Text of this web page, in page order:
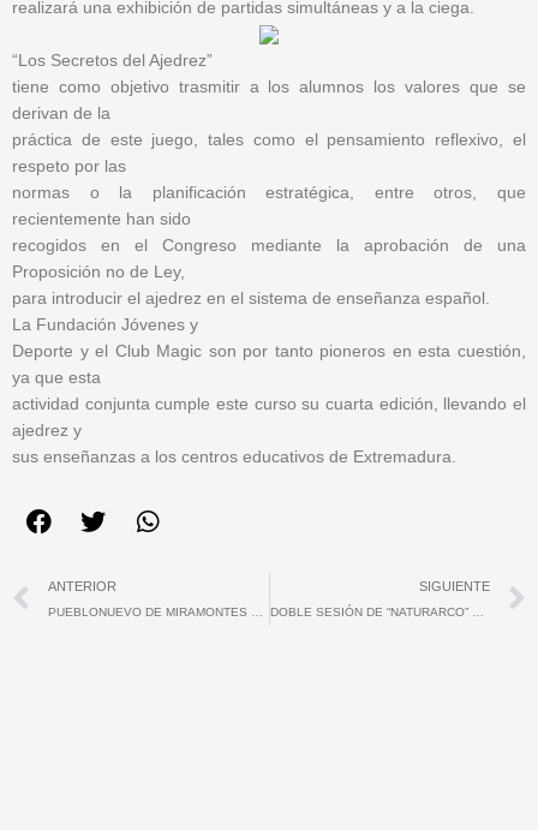
realizará una exhibición de partidas simultáneas y a la ciega.
“Los Secretos del Ajedrez”
tiene como objetivo trasmitir a los alumnos los valores que se
derivan de la
práctica de este juego, tales como el pensamiento reflexivo, el
respeto por las
normas o la planificación estratégica, entre otros, que
recientemente han sido
recogidos en el Congreso mediante la aprobación de una
Proposición no de Ley,
para introducir el ajedrez en el sistema de enseñanza español.
La Fundación Jóvenes y
Deporte y el Club Magic son por tanto pioneros en esta cuestión,
ya que esta
actividad conjunta cumple este curso su cuarta edición, llevando el
ajedrez y
sus enseñanzas a los centros educativos de Extremadura.
Ant
ANTERIOR SIGUIENTE